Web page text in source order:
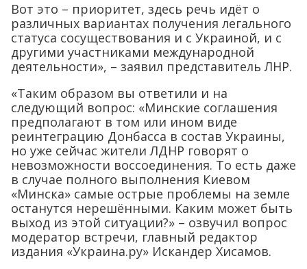
Вот это – приоритет, здесь речь идёт о
различных вариантах получения легального
статуса сосуществования и с Украиной, и с
другими участниками международной
деятельности», – заявил представитель ЛНР.
«Таким образом вы ответили и на
следующий вопрос: «Минские соглашения
предполагают в том или ином виде
реинтеграцию Донбасса в состав Украины,
но уже сейчас жители ЛДНР говорят о
невозможности воссоединения. То есть даже
в случае полного выполнения Киевом
«Минска» самые острые проблемы на земле
останутся нерешёнными. Каким может быть
выход из этой ситуации?» – озвучил вопрос
модератор встречи, главный редактор
издания «Украина.ру» Искандер Хисамов.